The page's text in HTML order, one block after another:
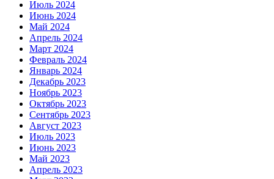
Июль 2024
Июнь 2024
Май 2024
Апрель 2024
Март 2024
Февраль 2024
Январь 2024
Декабрь 2023
Ноябрь 2023
Октябрь 2023
Сентябрь 2023
Август 2023
Июль 2023
Июнь 2023
Май 2023
Апрель 2023